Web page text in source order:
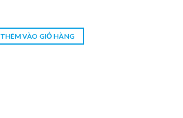
THÊM VÀO GIỎ HÀNG